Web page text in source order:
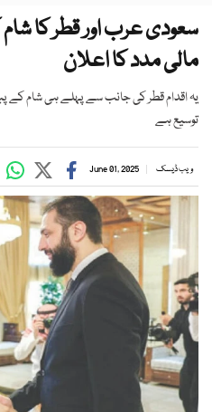
سعودی عرب اور قطر کا
مالی مدد کا اعلان
یہ اقدام قطر کی جانب سے پہلے ہی شام
توسیع ہے
ویب ڈیسک June 01, 2025